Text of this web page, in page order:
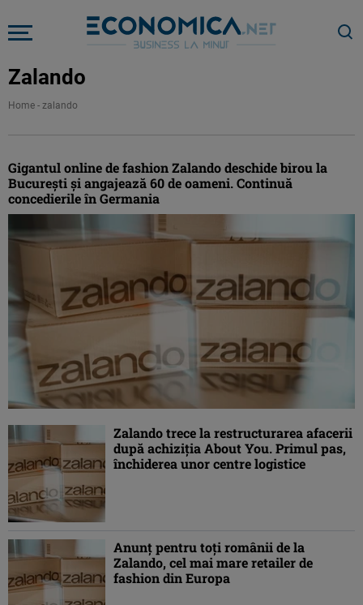
Zalando
Home - zalando
Gigantul online de fashion Zalando deschide birou la
București și angajează 60 de oameni. Continuă
concedierile în Germania
Zalando trece la restructurarea afacerii
după achiziția About You. Primul pas,
închiderea unor centre logistice
Anunț pentru toți românii de la
Zalando, cel mai mare retailer de
fashion din Europa